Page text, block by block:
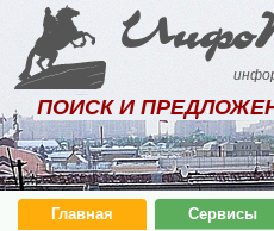
ПОИСК И
Главная Сервисы